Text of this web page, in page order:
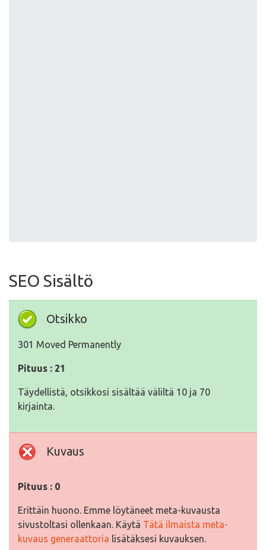
SEO Sisältö
Otsikko
301 Moved Permanently
Pituus : 21
Täydellistä, otsikkosi sisältää väliltä 10 ja 70
kirjainta.
Kuvaus
Pituus : 0
Erittäin huono. Emme löytäneet meta-kuvausta
sivustoltasi ollenkaan. Käytä Tätä ilmaista meta-
kuvaus generaattoria lisätäksesi kuvauksen.